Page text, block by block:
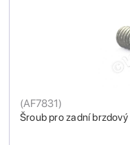
Šroub pro zadní
(AF7831)